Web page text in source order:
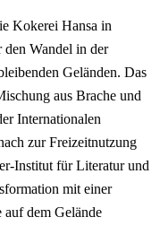
Kokerei Hansa in
Wandel in der
Geländen. Das
aus Brache und
Internationalen
zur Freizeitnutzung
Institut für Literatur und
mit einer
auf dem Gelände